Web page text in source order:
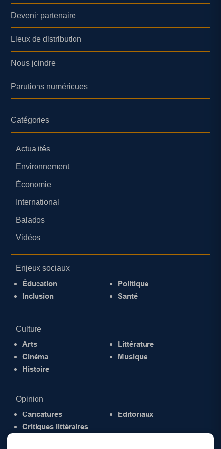
Devenir partenaire
Lieux de distribution
Nous joindre
Parutions numériques
Catégories
Actualités
Environnement
Économie
International
Balados
Vidéos
Enjeux sociaux
Éducation
Inclusion
Politique
Santé
Culture
Arts
Cinéma
Histoire
Littérature
Musique
Opinion
Caricatures
Critiques littéraires
Éditoriaux